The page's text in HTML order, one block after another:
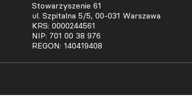
Stowarzyszenie 61
ul. Szpitalna 5/5, 00-031 Warszawa
KRS: 0000244561
NIP: 701 00 38 976
REGON: 140419408